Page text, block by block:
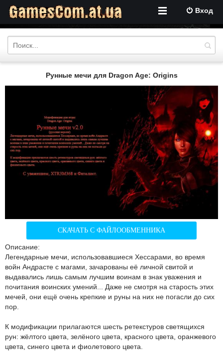
Вход
Рунные мечи для Dragon Age: Origins
СКАЧАТЬ С ФАЙЛООБМЕННИКА
Описание:
Легендарные мечи, использовавшиеся Хессарами, во время
войн Андрасте с магами, зачарованы её личной свитой и
выдавались лишь самым лучшим воинам в знак уважения и
почитания воинских умений... Даже не смотря на старость этих
мечей, они ещё очень крепкие и руны на них не погасли до сих
пор.
К модификации прилагаются шесть ретекстуров светящихся
рун: жёлтого цвета, зелёного цвета, красного цвета, оранжевого
цвета, синего цвета и фиолетового цвета.